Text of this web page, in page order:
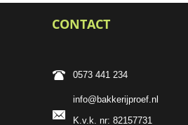
CONTACT
0573 441 234
info@bakkerijproef.nl
K.v.k. nr: 82157731